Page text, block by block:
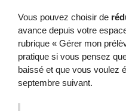
Vous pouvez choisir de
avance depuis votre
rubrique « Gérer mon
pratique si vous pensez
baissé et que vous voulez
septembre suivant.